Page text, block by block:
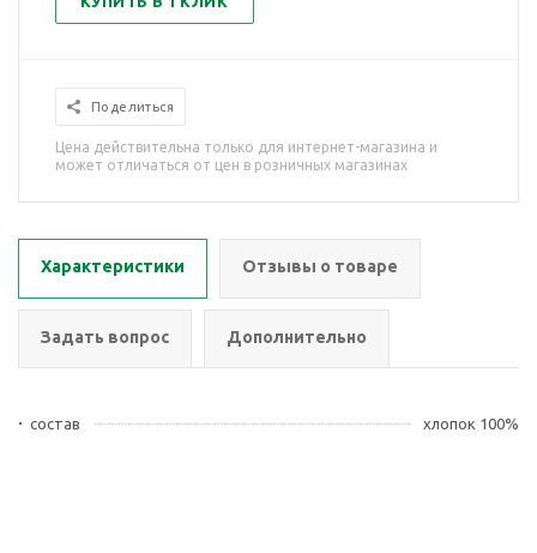
Поделиться
Цена действительна только для интернет-магазина и
может отличаться от цен в розничных магазинах
Характеристики Отзывы о товаре
Задать вопрос Дополнительно
состав хлопок 100%